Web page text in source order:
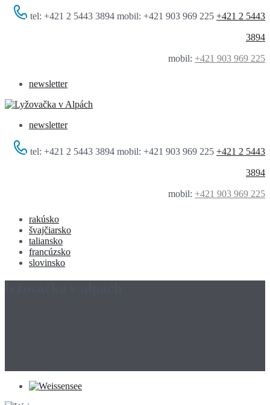
tel: +421 2 5443 3894 mobil: +421 903 969 225 +421 2 5443
3894
mobil: +421 903 969 225
newsletter
newsletter
tel: +421 2 5443 3894 mobil: +421 903 969 225 +421 2 5443
3894
mobil: +421 903 969 225
rakúsko
švajčiarsko
taliansko
francúzsko
slovinsko